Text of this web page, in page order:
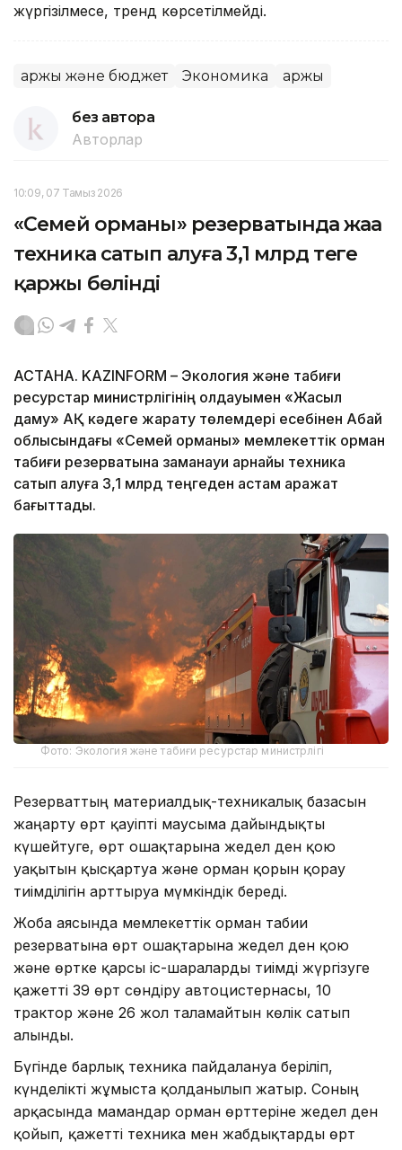
жүргізілмесе, тренд көрсетілмейді.
Қаржы және бюджет Экономика Қаржы
без автора
Авторлар
10:09, 07 Тамыз 2026
«Семей орманы» резерватында жаңа
техника сатып алуға 3,1 млрд теңге
қаржы бөлінді
АСТАНА. KAZINFORM – Экология және табиғи
ресурстар министрлігінің қолдауымен «Жасыл
даму» АҚ кәдеге жарату төлемдері есебінен Абай
облысындағы «Семей орманы» мемлекеттік орман
табиғи резерватына заманауи арнайы техника
сатып алуға 3,1 млрд теңгеден астам қаражат
бағыттады.
Фото: Экология және табиғи ресурстар министрлігі
Резерваттың материалдық-техникалық базасын
жаңарту өрт қауіпті маусымға дайындықты
күшейтуге, өрт ошақтарына жедел ден қою
уақытын қысқартуға және орман қорын қорғау
тиімділігін арттыруға мүмкіндік береді.
Жоба аясында мемлекеттік орман табиғи
резерватына өрт ошақтарына жедел ден қою
және өртке қарсы іс-шараларды тиімді жүргізуге
қажетті 39 өрт сөндіру автоцистернасы, 10
трактор және 26 жол талғамайтын көлік сатып
алынды.
Бүгінде барлық техника пайдалануға беріліп,
күнделікті жұмыста қолданылып жатыр. Соның
арқасында мамандар орман өрттеріне жедел ден
қойып, қажетті техника мен жабдықтарды өрт